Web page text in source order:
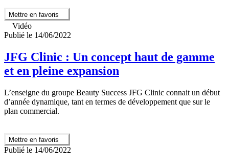
Mettre en favoris
Vidéo
Publié le 14/06/2022
JFG Clinic : Un concept haut de gamme
et en pleine expansion
L’enseigne du groupe Beauty Success JFG Clinic connait un début
d’année dynamique, tant en termes de développement que sur le
plan commercial.
Mettre en favoris
Publié le 14/06/2022